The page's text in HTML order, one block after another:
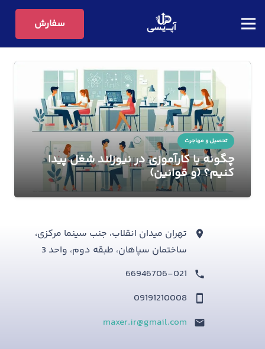
سفارش
تحصیل و مهاجرت
چگونه با کارآموزی در نیوزلند شغل پیدا
کنیم؟ (و قوانین)
تهران میدان انقلاب، جنب سینما مرکزی،
ساختمان سپاهان، طبقه دوم، واحد 3
66946706-021
09191210008
maxer.ir@gmail.com